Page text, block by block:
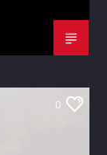
0